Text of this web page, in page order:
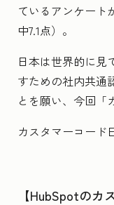
ているアンケート
中7.1点）。
日本は世界的に見
すための社内共通
とを願い、今回「
カスタマーコード
【HubSpotのカ